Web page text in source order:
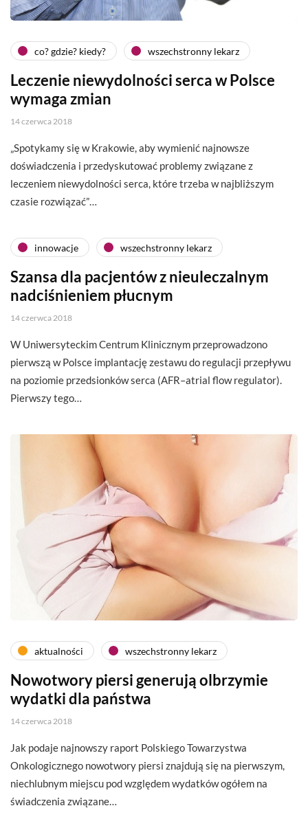
co? gdzie? kiedy? wszechstronny lekarz
Leczenie niewydolności serca w Polsce
wymaga zmian
14 czerwca 2018
„Spotykamy się w Krakowie, aby wymienić najnowsze
doświadczenia i przedyskutować problemy związane z
leczeniem niewydolności serca, które trzeba w najbliższym
czasie rozwiązać”…
innowacje wszechstronny lekarz
Szansa dla pacjentów z nieuleczalnym
nadciśnieniem płucnym
14 czerwca 2018
W Uniwersyteckim Centrum Klinicznym przeprowadzono
pierwszą w Polsce implantację zestawu do regulacji przepływu
na poziomie przedsionków serca (AFR–atrial flow regulator).
Pierwszy tego…
aktualności wszechstronny lekarz
Nowotwory piersi generują olbrzymie
wydatki dla państwa
14 czerwca 2018
Jak podaje najnowszy raport Polskiego Towarzystwa
Onkologicznego nowotwory piersi znajdują się na pierwszym,
niechlubnym miejscu pod względem wydatków ogółem na
świadczenia związane…